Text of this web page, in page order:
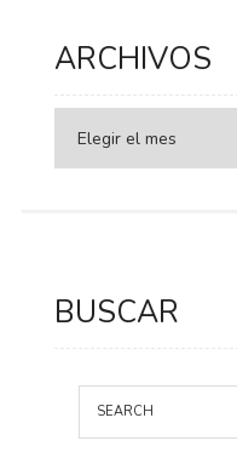
ARCHIVOS
BUSCAR